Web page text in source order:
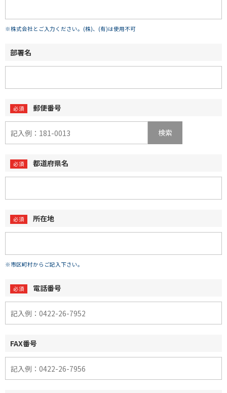
※株式会社とご入力ください。(株)、(有)は使用不可
部署名
郵便番号
検索
都道府県名
所在地
※市区町村からご記入下さい。
電話番号
FAX番号